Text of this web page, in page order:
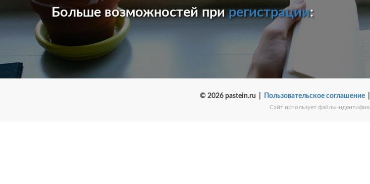
Больше возможностей прирегистрации:
© 2026 pastein.ru | Пользовательское соглашение|
Сайт использует файлы-